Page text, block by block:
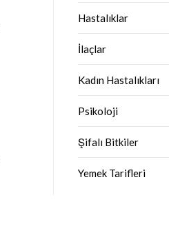
Hastalıklar
İlaçlar
Kadın Hastalıkları
Psikoloji
Şifalı Bitkiler
Yemek Tarifleri